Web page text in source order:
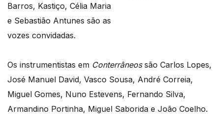
Barros, Kastiço, Célia Maria
e Sebastião Antunes são as
vozes convidadas.
Os instrumentistas em Conterrâneossão Carlos Lopes,
José Manuel David, Vasco Sousa, André Correia,
Miguel Gomes, Nuno Estevens, Fernando Silva,
Armandino Portinha, Miguel Saborida e João Coelho.